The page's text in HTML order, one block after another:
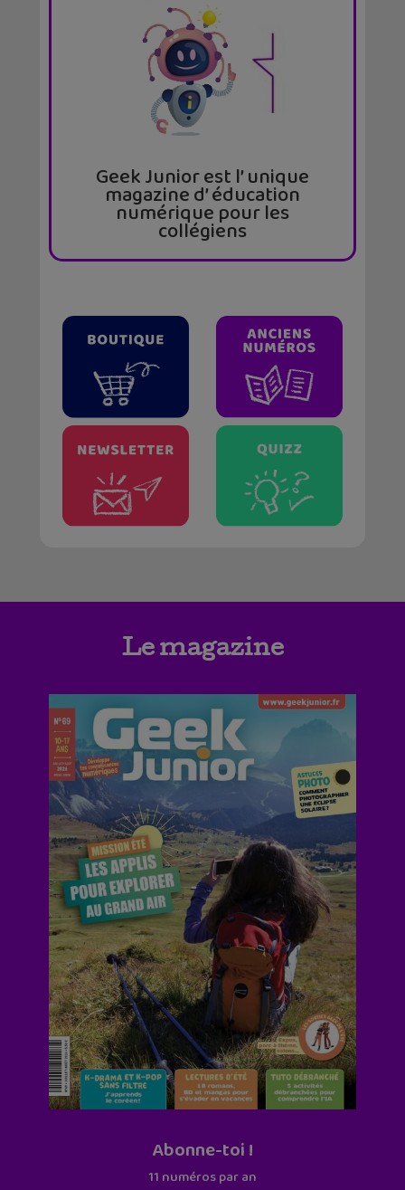
Geek Junior est l’ unique
magazine d’ éducation
numérique pour les
collégiens
Le magazine
Abonne-toi !
11 numéros par an